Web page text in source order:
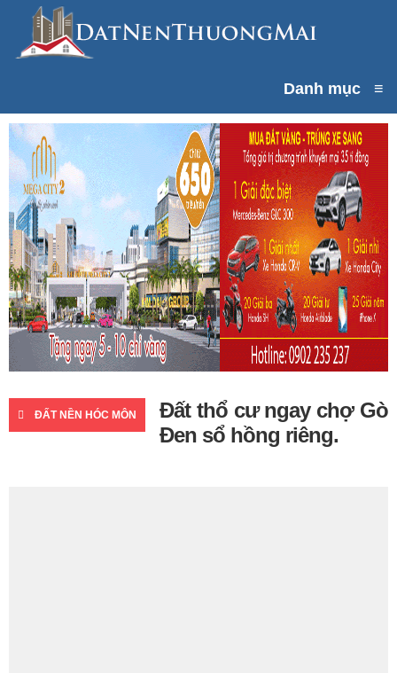
Danh mục ≡
ĐẤT NỀN HÓC MÔN
Đất thổ cư ngay chợ Gò
Đen sổ hồng riêng.